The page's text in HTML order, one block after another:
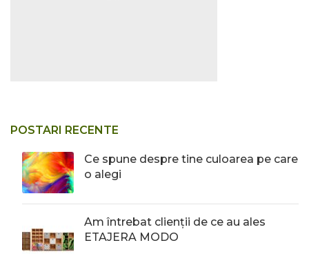
POSTARI RECENTE
Ce spune despre tine culoarea pe care
o alegi
Am întrebat clienții de ce au ales
ETAJERA MODO